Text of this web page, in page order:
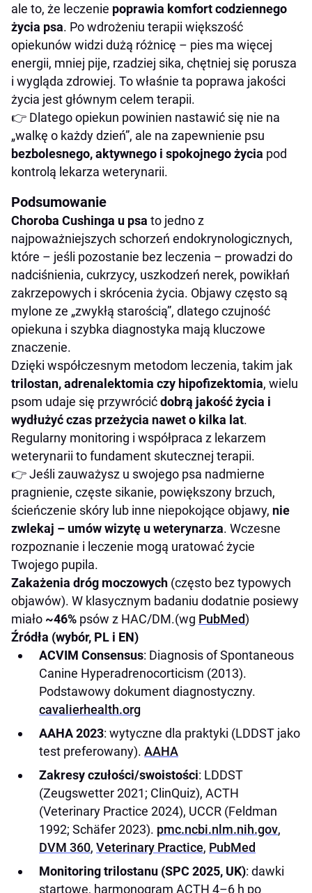
ale to, że leczenie poprawia komfort codziennego
życia psa. Po wdrożeniu terapii większość
opiekunów widzi dużą różnicę – pies ma więcej
energii, mniej pije, rzadziej sika, chętniej się porusza
i wygląda zdrowiej. To właśnie ta poprawa jakości
życia jest głównym celem terapii.
👉 Dlatego opiekun powinien nastawić się nie na
„walkę o każdy dzień”, ale na zapewnienie psu
bezbolesnego, aktywnego i spokojnego życia pod
kontrolą lekarza weterynarii.
Podsumowanie
Choroba Cushinga u psa to jedno z
najpoważniejszych schorzeń endokrynologicznych,
które – jeśli pozostanie bez leczenia – prowadzi do
nadciśnienia, cukrzycy, uszkodzeń nerek, powikłań
zakrzepowych i skrócenia życia. Objawy często są
mylone ze „zwykłą starością”, dlatego czujność
opiekuna i szybka diagnostyka mają kluczowe
znaczenie.
Dzięki współczesnym metodom leczenia, takim jak
trilostan, adrenalektomia czy hipofizektomia, wielu
psom udaje się przywrócićdobrą jakość życia i
wydłużyć czas przeżycia nawet o kilka lat.
Regularny monitoring i współpraca z lekarzem
weterynarii to fundament skutecznej terapii.
👉 Jeśli zauważysz u swojego psa nadmierne
pragnienie, częste sikanie, powiększony brzuch,
ścieńczenie skóry lub inne niepokojące objawy, nie
zwlekaj – umów wizytę u weterynarza. Wczesne
rozpoznanie i leczenie mogą uratować życie
Twojego pupila.
Zakażenia dróg moczowych (często bez typowych
objawów). W klasycznym badaniu dodatnie posiewy
miało ~46% psów z HAC/DM.(wg PubMed)
Źródła (wybór, PL i EN)
ACVIM Consensus: Diagnosis of Spontaneous
Canine Hyperadrenocorticism (2013).
Podstawowy dokument diagnostyczny.
cavalierhealth.org
AAHA 2023: wytyczne dla praktyki (LDDST jako
test preferowany). AAHA
Zakresy czułości/swoistości: LDDST
(Zeugswetter 2021; ClinQuiz), ACTH
(Veterinary Practice 2024), UCCR (Feldman
1992; Schäfer 2023). pmc.ncbi.nlm.nih.gov,
DVM 360, Veterinary Practice, PubMed
Monitoring trilostanu (SPC 2025, UK): dawki
startowe, harmonogram ACTH 4–6 h po